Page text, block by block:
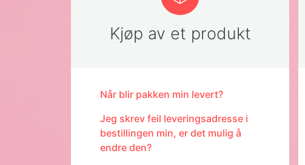
Kjøp av et produkt
Når blir pakken min levert?
Jeg skrev feil leveringsadresse i
bestillingen min, er det mulig å
endre den?